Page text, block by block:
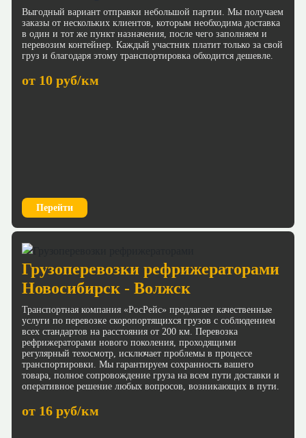
Выгодный вариант отправки небольшой партии. Мы получаем
заказы от нескольких клиентов, которым необходима доставка
в один и тот же пункт назначения, после чего заполняем и
перевозим контейнер. Каждый участник платит только за свой
груз и благодаря этому транспортировка обходится дешевле.
от 10 руб/км
Перейти
Грузоперевозки рефрижераторами
Новосибирск - Волжск
Транспортная компания «РосРейс» предлагает качественные
услуги по перевозке скоропортящихся грузов с соблюдением
всех стандартов на расстояния от 200 км. Перевозка
рефрижераторами нового поколения, проходящими
регулярный техосмотр, исключает проблемы в процессе
транспортировки. Мы гарантируем сохранность вашего
товара, полное сопровождение груза на всем пути доставки и
оперативное решение любых вопросов, возникающих в пути.
от 16 руб/км